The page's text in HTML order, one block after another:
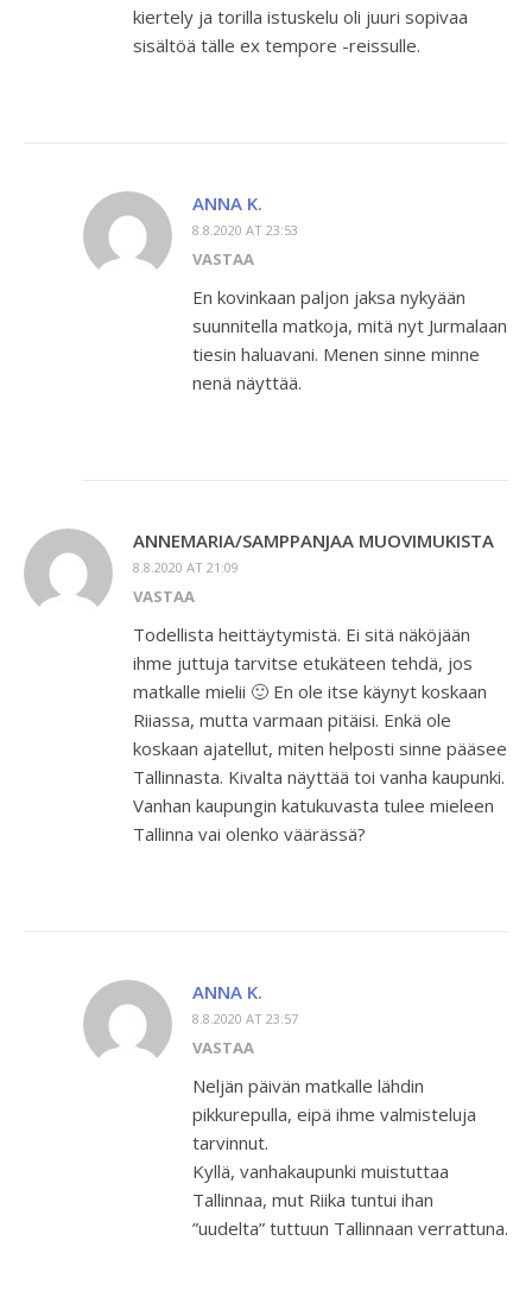
kiertely ja torilla istuskelu oli juuri sopivaa
sisältöä tälle ex tempore -reissulle.
ANNA K.
8.8.2020 AT 23:53
VASTAA
En kovinkaan paljon jaksa nykyään
suunnitella matkoja, mitä nyt Jurmalaan
tiesin haluavani. Menen sinne minne
nenä näyttää.
ANNEMARIA/SAMPPANJAA MUOVIMUKISTA
8.8.2020 AT 21:09
VASTAA
Todellista heittäytymistä. Ei sitä näköjään
ihme juttuja tarvitse etukäteen tehdä, jos
matkalle mielii 🙂 En ole itse käynyt koskaan
Riiassa, mutta varmaan pitäisi. Enkä ole
koskaan ajatellut, miten helposti sinne pääsee
Tallinnasta. Kivalta näyttää toi vanha kaupunki.
Vanhan kaupungin katukuvasta tulee mieleen
Tallinna vai olenko väärässä?
ANNA K.
8.8.2020 AT 23:57
VASTAA
Neljän päivän matkalle lähdin
pikkurepulla, eipä ihme valmisteluja
tarvinnut.
Kyllä, vanhakaupunki muistuttaa
Tallinnaa, mut Riika tuntui ihan
”uudelta” tuttuun Tallinnaan verrattuna.